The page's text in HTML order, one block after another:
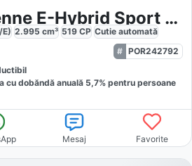
Porsche Cayenne E-Hybrid Sport Chrono Paket InnoDrive
2.995 cm³ 519 CP Cutie automată
POR242792
cu dobăndă anuală 5,7% pentru persoane
Mesaj Favorite